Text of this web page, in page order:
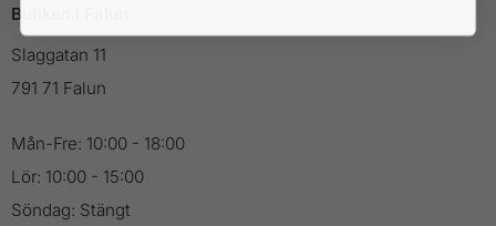
Butiken i Falun
Slaggatan 11
791 71 Falun
Mån-Fre: 10:00 - 18:00
Lör: 10:00 - 15:00
Söndag: Stängt